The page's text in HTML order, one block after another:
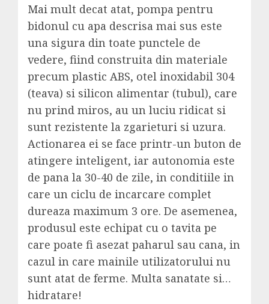
Mai mult decat atat, pompa pentru
bidonul cu apa descrisa mai sus este
una sigura din toate punctele de
vedere, fiind construita din materiale
precum plastic ABS, otel inoxidabil 304
(teava) si silicon alimentar (tubul), care
nu prind miros, au un luciu ridicat si
sunt rezistente la zgarieturi si uzura.
Actionarea ei se face printr-un buton de
atingere inteligent, iar autonomia este
de pana la 30-40 de zile, in conditiile in
care un ciclu de incarcare complet
dureaza maximum 3 ore. De asemenea,
produsul este echipat cu o tavita pe
care poate fi asezat paharul sau cana, in
cazul in care mainile utilizatorului nu
sunt atat de ferme. Multa sanatate si…
hidratare!